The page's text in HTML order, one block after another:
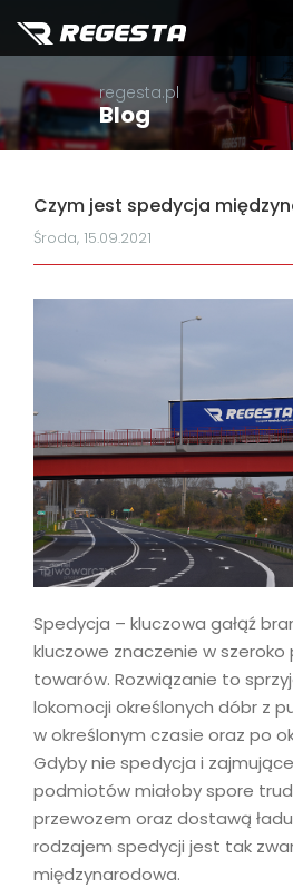
regesta.pl
Blog
Czym jest spedycja
Środa, 15.09.2021
Spedycja – kluczowa gałąź
kluczowe znaczenie w
towarów. Rozwiązanie to
lokomocji określonych dóbr z
w określonym czasie oraz po
Gdyby nie spedycja i
podmiotów miałoby spore
przewozem oraz dostawą
rodzajem spedycji jest tak
międzynarodowa.